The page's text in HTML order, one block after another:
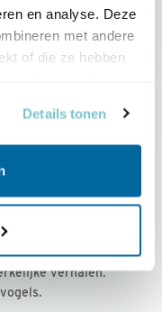
en analyse. Deze
met andere
of die ze hebben
Details tonen
36,00 per jaar
met
verhalen.